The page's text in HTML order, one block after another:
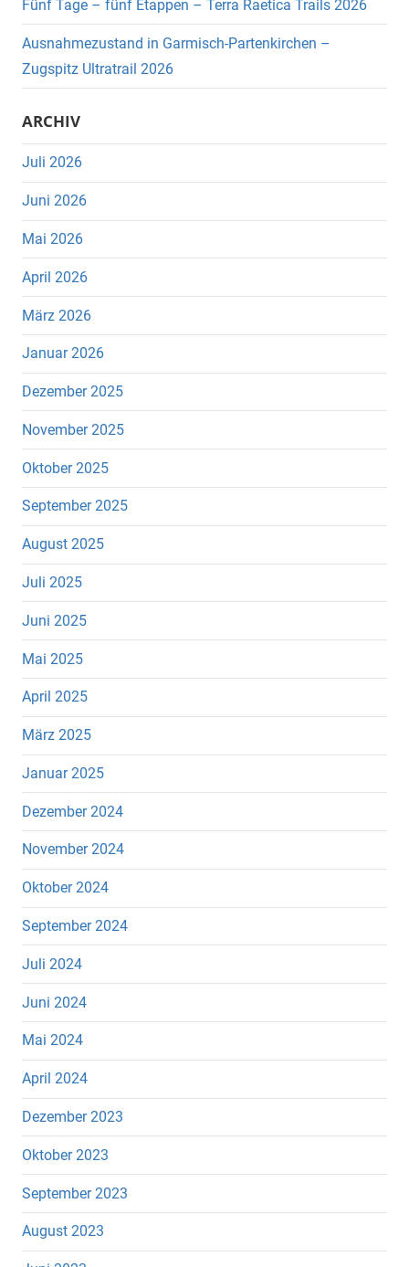
Fünf Tage – fünf Etappen – Terra Raetica Trails 2026
Ausnahmezustand in Garmisch-Partenkirchen –
Zugspitz Ultratrail 2026
ARCHIV
Juli 2026
Juni 2026
Mai 2026
April 2026
März 2026
Januar 2026
Dezember 2025
November 2025
Oktober 2025
September 2025
August 2025
Juli 2025
Juni 2025
Mai 2025
April 2025
März 2025
Januar 2025
Dezember 2024
November 2024
Oktober 2024
September 2024
Juli 2024
Juni 2024
Mai 2024
April 2024
Dezember 2023
Oktober 2023
September 2023
August 2023